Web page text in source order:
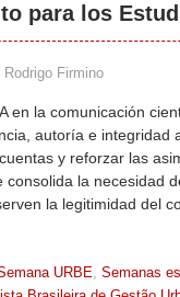
para los
Rodrigo Firmino
en la comunicación
autoría e integridad
y reforzar las
consolida la necesidad
la legitimidad del
URBE, Semanas